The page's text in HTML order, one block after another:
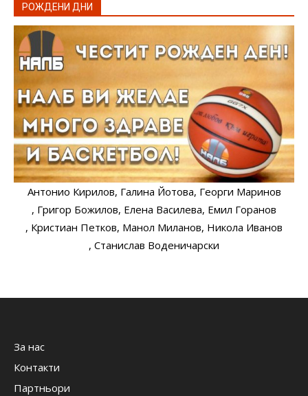
РОЖДЕНИ ДНИ
Антонио Кирилов, Галина Йотова, Георги Маринов
, Григор Божилов, Елена Василева, Емил Горанов
, Кристиан Петков, Манол Миланов, Никола Иванов
, Станислав Воденичарски
За нас
Контакти
Партньори